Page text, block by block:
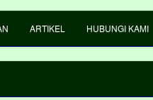
ARTIKEL HUBUNGI KAMI